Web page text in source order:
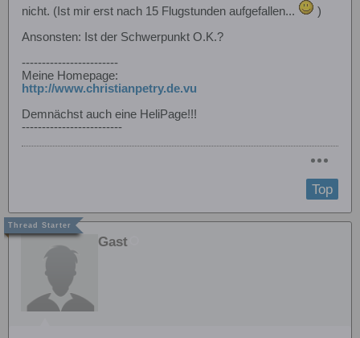
nicht. (Ist mir erst nach 15 Flugstunden aufgefallen...
)
Ansonsten: Ist der Schwerpunkt O.K.?
------------------------
Meine Homepage:
http://www.christianpetry.de.vu
Demnächst auch eine HeliPage!!!
-------------------------
Top
Gast